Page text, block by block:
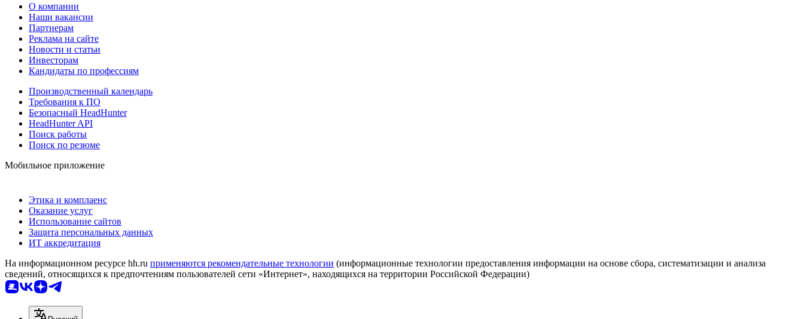
О компании
Наши вакансии
Партнерам
Реклама на сайте
Новости и статьи
Инвесторам
Кандидаты по профессиям
Производственный календарь
Требования к ПО
Безопасный HeadHunter
HeadHunter API
Поиск работы
Поиск по резюме
Мобильное приложение
Этика и комплаенс
Оказание услуг
Использование сайтов
Защита персональных данных
ИТ аккредитация
На информационном ресурсе hh.ru применяются рекомендательные технологии (информационные технологии предоставления информации на основе сбора, систематизации и анализа
сведений, относящихся к предпочтениям пользователей сети «Интернет», находящихся на территории Российской Федерации)